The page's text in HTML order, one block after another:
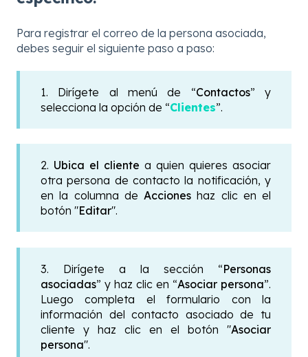
Para registrar el correo de la persona asociada,
debes seguir el siguiente paso a paso:
1. Dirígete al menú de “Contactos” y
selecciona la opción de “Clientes”.
2. Ubica el cliente a quien quieres asociar
otra persona de contacto la notificación, y
en la columna de Acciones haz clic en el
botón "Editar".
3. Dirígete a la sección “Personas
asociadas” y haz clic en “Asociar persona”.
Luego completa el formulario con la
información del contacto asociado de tu
cliente y haz clic en el botón "Asociar
persona".